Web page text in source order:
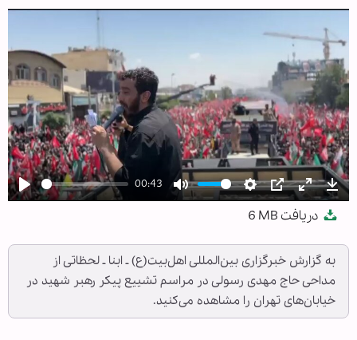
Play
00:43
Mute Settings
PIP Enter
دریافت 6 MB
به گزارش خبرگزاری بین‌المللی اهل‌بیت(ع) ـ ابنا ـ لحظاتی از
مداحی حاج مهدی رسولی در مراسم تشییع پیکر رهبر شهید در
خیابان‌های تهران را مشاهده می‌کنید.